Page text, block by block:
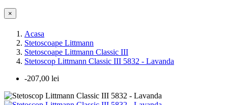
×
Acasa
Stetoscoape Littmann
Stetoscoape Littmann Classic III
Stetoscop Littmann Classic III 5832 - Lavanda
-207,00 lei